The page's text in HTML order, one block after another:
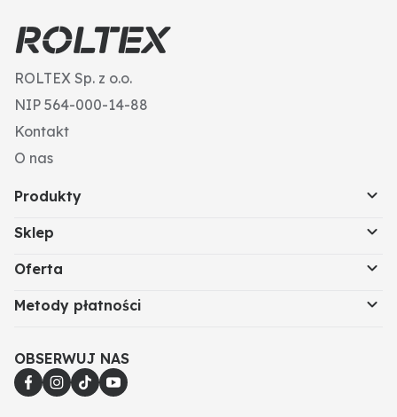
ROLTEX Sp. z o.o.
NIP 564-000-14-88
Kontakt
O nas
Produkty
Sklep
Oferta
Metody płatności
OBSERWUJ NAS